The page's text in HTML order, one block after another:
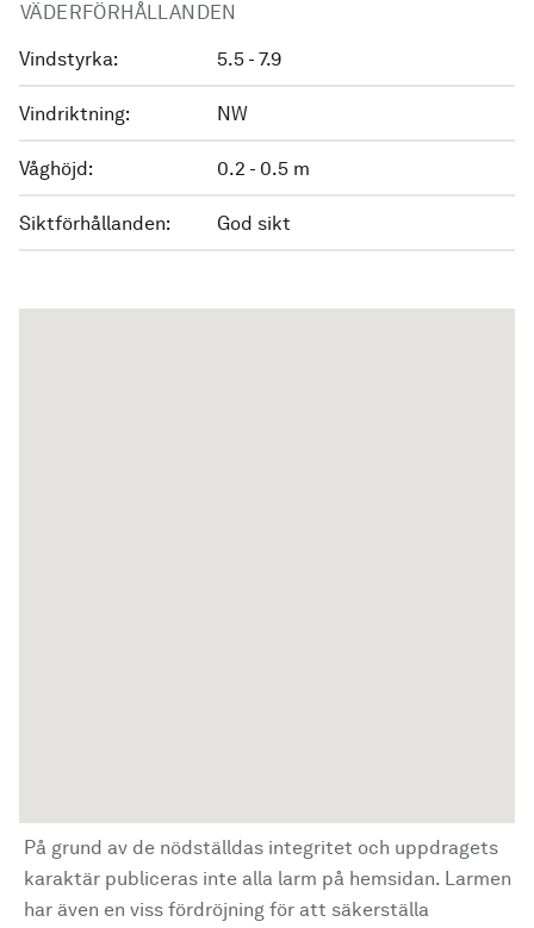
VÄDERFÖRHÅLLANDEN
Vindstyrka: 5.5 - 7.9
Vindriktning: NW
Våghöjd: 0.2 - 0.5 m
Siktförhållanden: God sikt
På grund av de nödställdas integritet och uppdragets
karaktär publiceras inte alla larm på hemsidan. Larmen
har även en viss fördröjning för att säkerställa